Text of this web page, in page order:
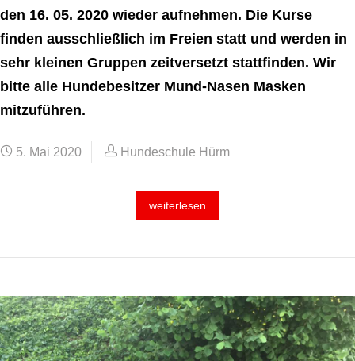
den 16. 05. 2020 wieder aufnehmen. Die Kurse
finden ausschließlich im Freien statt und werden in
sehr kleinen Gruppen zeitversetzt stattfinden. Wir
bitte alle Hundebesitzer Mund-Nasen Masken
mitzuführen.
5. Mai 2020 Hundeschule Hürm
weiterlesen